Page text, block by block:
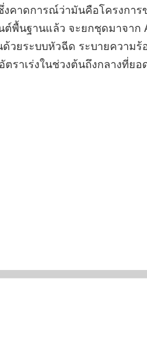
คาดการณ์ว่ามันคือโครงการ
พื้นฐานแล้ว จะยกชุดมาจาก
วยระบบหัวฉีด ระบายความ
ราเร่งในช่วงต้นถึงกลางที่ยอ